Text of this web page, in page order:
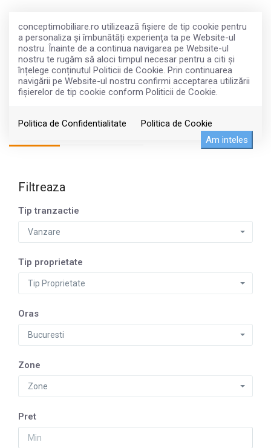
conceptimobiliare.ro utilizează fişiere de tip cookie pentru
a personaliza și îmbunătăți experiența ta pe Website-ul
nostru. Înainte de a continua navigarea pe Website-ul
nostru te rugăm să aloci timpul necesar pentru a citi și
înțelege conținutul Politicii de Cookie. Prin continuarea
navigării pe Website-ul nostru confirmi acceptarea utilizării
fişierelor de tip cookie conform Politicii de Cookie.
Politica de Confidentialitate
Politica de Cookie
Am inteles
Militari
Filtreaza
Tip tranzactie
Vanzare
Tip proprietate
Tip Proprietate
Oras
Bucuresti
Zone
Zone
Pret